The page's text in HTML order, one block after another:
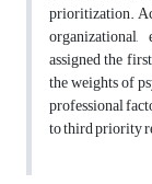
prioritization.
assigned the
the weights of
professional
to third priority